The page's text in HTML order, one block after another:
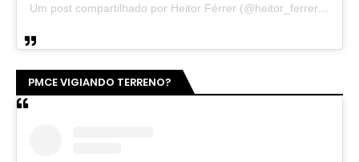
Um post compartilhado por Heitor Férrer (@heitor_ferrer77)
PMCE VIGIANDO TERRENO?